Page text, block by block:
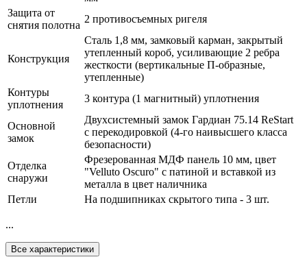
Защита от
снятия полотна
2 противосъемных ригеля
Конструкция
Сталь 1,8 мм, замковый карман, закрытый
утепленный короб, усиливающие 2 ребра
жесткости (вертикальные П-образные,
утепленные)
Контуры
уплотнения
3 контура (1 магнитный) уплотнения
Основной
замок
Двухсистемный замок Гардиан 75.14 ReStart
с перекодировкой (4-го наивысшего класса
безопасности)
Отделка
снаружи
Фрезерованная МДФ панель 10 мм, цвет
"Velluto Oscuro" с патиной и вставкой из
металла в цвет наличника
Петли
На подшипниках скрытого типа - 3 шт.
...
Все характеристики